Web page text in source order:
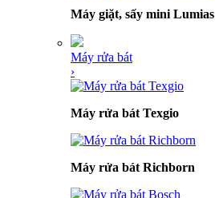
Máy giặt, sấy mini Lumias
Máy rửa bát
›
Máy rửa bát Texgio
Máy rửa bát Richborn